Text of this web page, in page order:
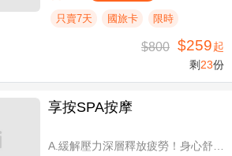
只賣7天 國旅卡 限時
$800 $259起
剩 23份
享按SPA按摩
A.緩解壓力深層釋放疲勞！身心舒壓SPA60分(純手技) / B.緩解壓力 × 放鬆身心 × 深層釋放疲勞！讓身體與情緒同步放鬆全程90分身心舒壓(純手技) / C.打造最適合自己的放鬆！自由搭配客製化四選三舒壓全程90分(手技90分) / D.忙碌也能快速充電！客製化四選一舒壓30分(手技30分)